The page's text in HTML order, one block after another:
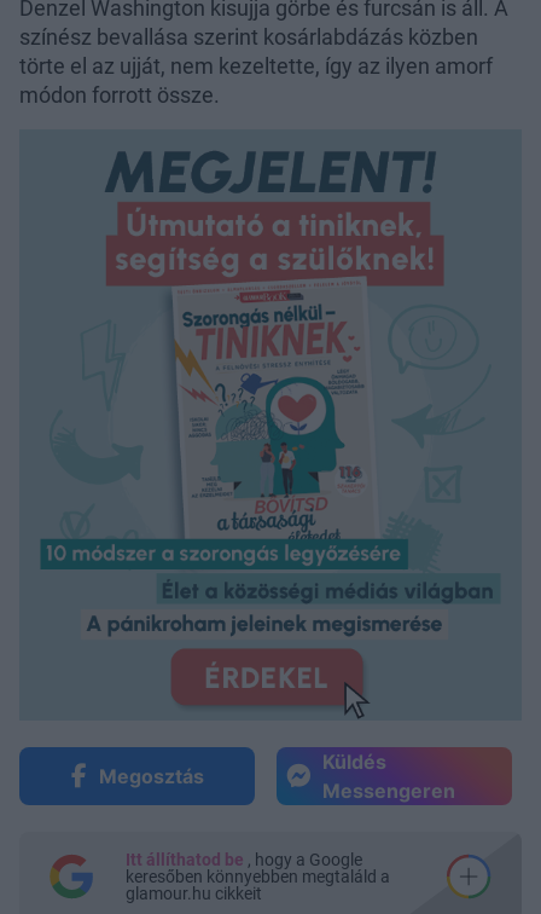
Denzel Washington kisujja görbe és furcsán is áll. A
színész bevallása szerint kosárlabdázás közben
törte el az ujját, nem kezeltette, így az ilyen amorf
módon forrott össze.
Megosztás
Küldés
Messengeren
Itt állíthatod be , hogy a Google
keresőben könnyebben megtaláld a
glamour.hu cikkeit